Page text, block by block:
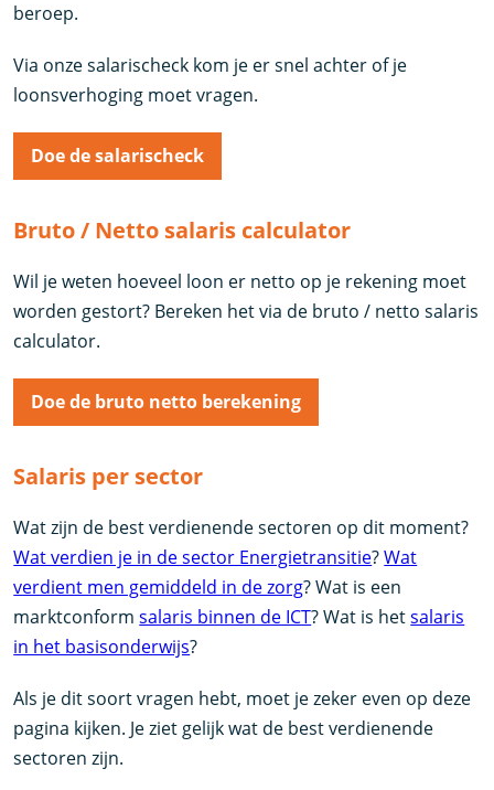
beroep.
Via onze salarischeck kom je er snel achter of je
loonsverhoging moet vragen.
Doe de salarischeck
Bruto / Netto salaris calculator
Wil je weten hoeveel loon er netto op je rekening moet
worden gestort? Bereken het via de bruto / netto salaris
calculator.
Doe de bruto netto berekening
Salaris per sector
Wat zijn de best verdienende sectoren op dit moment?
Wat verdien je in de sector Energietransitie?Wat
verdient men gemiddeld in de zorg? Wat is een
marktconformsalaris binnen de ICT? Wat is hetsalaris
in het basisonderwijs?
Als je dit soort vragen hebt, moet je zeker even op deze
pagina kijken. Je ziet gelijk wat de best verdienende
sectoren zijn.